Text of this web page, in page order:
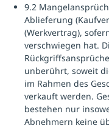
9.2
Ablieferung
(Werkvertrag),
verschwiegen hat.
unberührt, soweit
im Rahmen des
verkauft werden.
bestehen nur
Abnehmern keine